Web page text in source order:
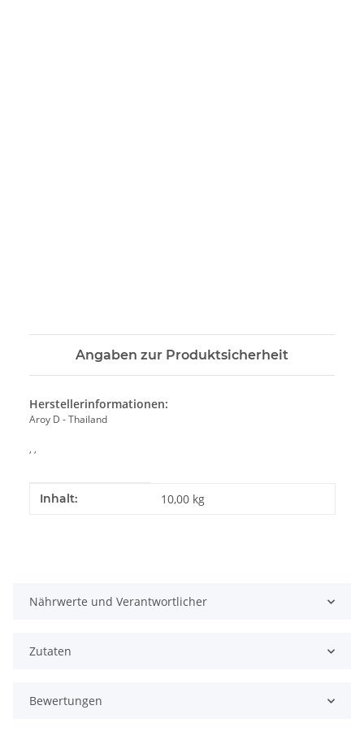
Angaben zur Produktsicherheit
Herstellerinformationen:
Aroy D - Thailand
, ,
Produkteigenschaft
Wert
Inhalt: 10,00 kg
Nährwerte und Verantwortlicher
Zutaten
Bewertungen